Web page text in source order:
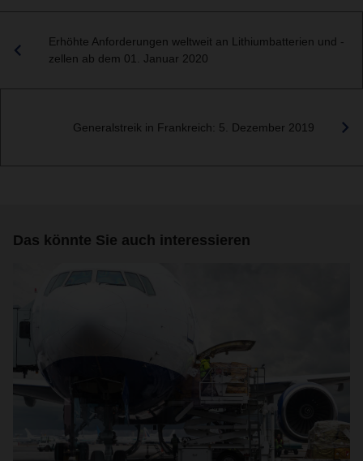
Erhöhte Anforderungen weltweit an Lithiumbatterien und -
zellen ab dem 01. Januar 2020
Generalstreik in Frankreich: 5. Dezember 2019
Das könnte Sie auch interessieren